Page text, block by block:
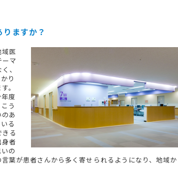
ますか？
医
マ
、
り
。
度
う
あ
る
る
者
の
葉が患者さんから多く寄せられるようになり、地域か